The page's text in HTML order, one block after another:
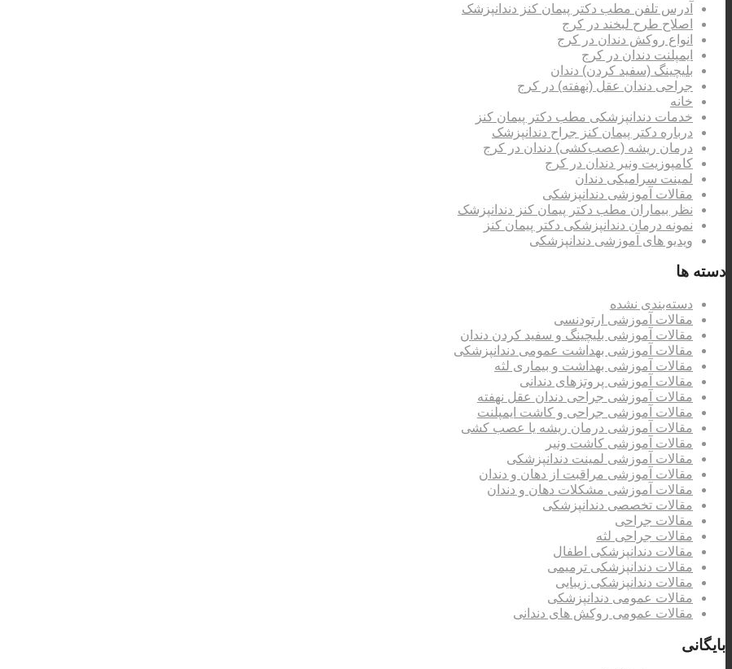
آدرس تلفن مطب دکتر پیمان کنز دندانپزشک
اصلاح طرح لبخند در کرج
انواع روکش دندان در کرج
ایمپلنت دندان در کرج
بلیچینگ (سفید کردن) دندان
جراحی دندان عقل (نهفته) در کرج
خانه
خدمات دندانپزشکی مطب دکتر پیمان کنز
درباره دکتر پیمان کنز جراح دندانپزشک
درمان ریشه (عصب‌کشی) دندان در کرج
کامپوزیت ونیر دندان در کرج
لمینت سرامیکی دندان
مقالات آموزشی دندانپزشکی
نظر بیماران مطب دکتر پیمان کنز دندانپزشک
نمونه درمان دندانپزشکی دکتر پیمان کنز
ویدیو های آموزشی دندانپزشکی
دسته ها
دسته‌بندی نشده
مقالات آموزشی ارتودنسی
مقالات آموزشی بلیچینگ و سفید کردن دندان
مقالات آموزشی بهداشت عمومی دندانپزشکی
مقالات آموزشی بهداشت و بیماری لثه
مقالات آموزشی پروتزهای دندانی
مقالات آموزشی جراحی دندان عقل نهفته
مقالات آموزشی جراحی و کاشت ایمپلنت
مقالات آموزشی درمان ریشه یا عصب کشی
مقالات آموزشی کاشت ونیر
مقالات آموزشی لمینت دندانپزشکی
مقالات آموزشی مراقبت از دهان و دندان
مقالات آموزشی مشکلات دهان و دندان
مقالات تخصصی دندانپزشکی
مقالات جراحی
مقالات جراحی لثه
مقالات دندانپزشکی اطفال
مقالات دندانپزشکی ترمیمی
مقالات دندانپزشکی زیبایی
مقالات عمومی دندانپزشکی
مقالات عمومی روکش های دندانی
بایگانی